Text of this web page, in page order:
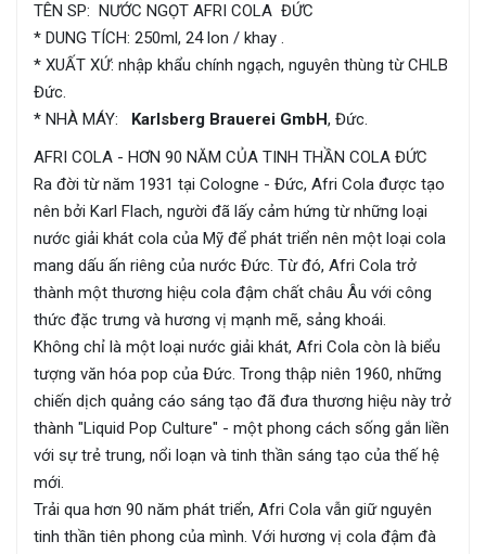
TÊN SP: NƯỚC NGỌT AFRI COLA ĐỨC
* DUNG TÍCH: 250ml, 24 lon / khay .
* XUẤT XỨ: nhập khẩu chính ngạch, nguyên thùng từ CHLB
Đức.
* NHÀ MÁY: Karlsberg Brauerei GmbH, Đức.
AFRI COLA - HƠN 90 NĂM CỦA TINH THẦN COLA ĐỨC
Ra đời từ năm 1931 tại Cologne - Đức, Afri Cola được tạo
nên bởi Karl Flach, người đã lấy cảm hứng từ những loại
nước giải khát cola của Mỹ để phát triển nên một loại cola
mang dấu ấn riêng của nước Đức. Từ đó, Afri Cola trở
thành một thương hiệu cola đậm chất châu Âu với công
thức đặc trưng và hương vị mạnh mẽ, sảng khoái.
Không chỉ là một loại nước giải khát, Afri Cola còn là biểu
tượng văn hóa pop của Đức. Trong thập niên 1960, những
chiến dịch quảng cáo sáng tạo đã đưa thương hiệu này trở
thành "Liquid Pop Culture" - một phong cách sống gắn liền
với sự trẻ trung, nổi loạn và tinh thần sáng tạo của thế hệ
mới.
Trải qua hơn 90 năm phát triển, Afri Cola vẫn giữ nguyên
tinh thần tiên phong của mình. Với hương vị cola đậm đà